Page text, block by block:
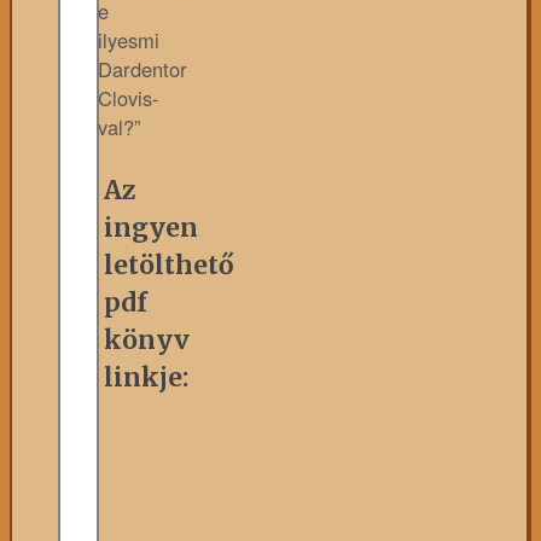
e
ilyesmi
Dardentor
Clovis-
val?”
Az
ingyen
letölthető
pdf
könyv
linkje: